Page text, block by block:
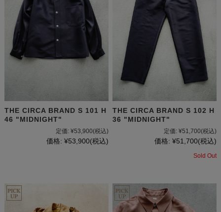
THE CIRCA BRAND S 101 H
46 "MIDNIGHT"
定価: ¥53,900(税込)
価格: ¥53,900(税込)
THE CIRCA BRAND S 102 H
36 "MIDNIGHT"
定価: ¥51,700(税込)
価格: ¥51,700(税込)
Sold Out